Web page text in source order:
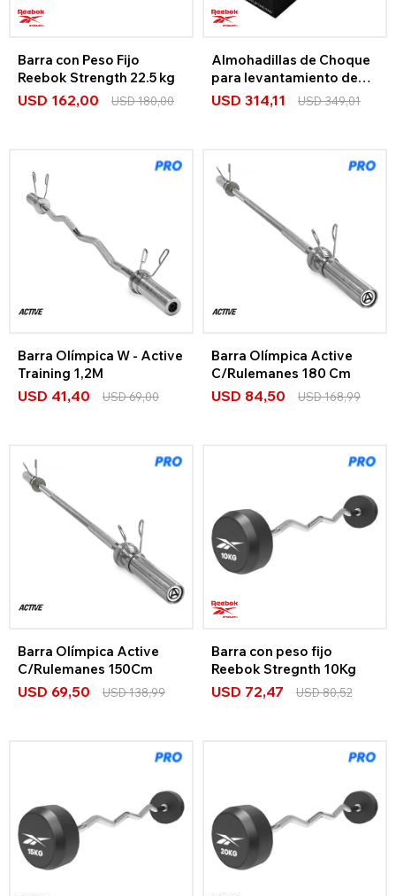
Barra con Peso Fijo
Reebok Strength 22.5 kg
USD 162,00 USD180,00
Almohadillas de Choque
para levantamiento de
pesas Reebok
USD 314,11 USD349,01
Barra Olímpica W - Active
Training 1,2M
USD 41,40 USD69,00
Barra Olímpica Active
C/Rulemanes 180 Cm
USD 84,50 USD168,99
Barra Olímpica Active
C/Rulemanes 150Cm
USD 69,50 USD138,99
Barra con peso fijo
Reebok Stregnth 10Kg
USD 72,47 USD80,52